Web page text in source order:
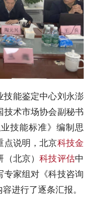
技能鉴定中心刘永澎
技术市场协会副秘书
技能标准》编制思
点说明，北京科技金
（北京）科技评估中
专家组对《科技咨询
进行了逐条汇报。